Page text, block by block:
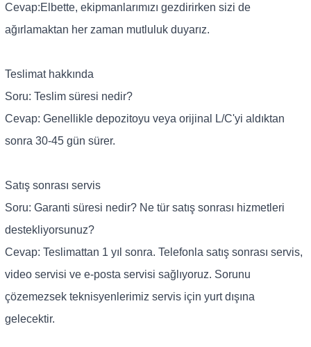
Cevap:Elbette, ekipmanlarımızı gezdirirken sizi de
ağırlamaktan her zaman mutluluk duyarız.
Teslimat hakkında
Soru: Teslim süresi nedir?
Cevap: Genellikle depozitoyu veya orijinal L/C'yi aldıktan
sonra 30-45 gün sürer.
Satış sonrası servis
Soru: Garanti süresi nedir? Ne tür satış sonrası hizmetleri
destekliyorsunuz?
Cevap: Teslimattan 1 yıl sonra. Telefonla satış sonrası servis,
video servisi ve e-posta servisi sağlıyoruz. Sorunu
çözemezsek teknisyenlerimiz servis için yurt dışına
gelecektir.